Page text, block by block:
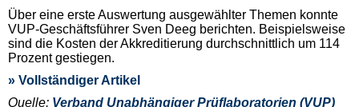
Über eine erste Auswertung ausgewählter Themen konnte
VUP-Geschäftsführer Sven Deeg berichten. Beispielsweise
sind die Kosten der Akkreditierung durchschnittlich um 114
Prozent gestiegen.
» Vollständiger Artikel
Quelle: Verband Unabhängiger Prüflaboratorien (VUP)